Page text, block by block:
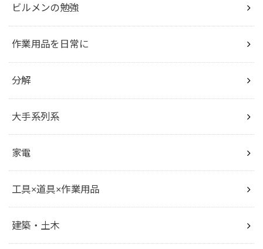
ビルメンの勉強
作業用品を日常に
分解
大手系列系
家電
工具×道具×作業用品
建築・土木